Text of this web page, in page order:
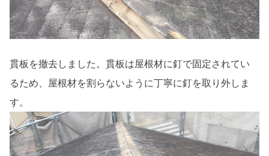
貫板を撤去しました。貫板は屋根材に釘で固定されてい
るため、屋根材を割らないように丁寧に釘を取り外しま
す。